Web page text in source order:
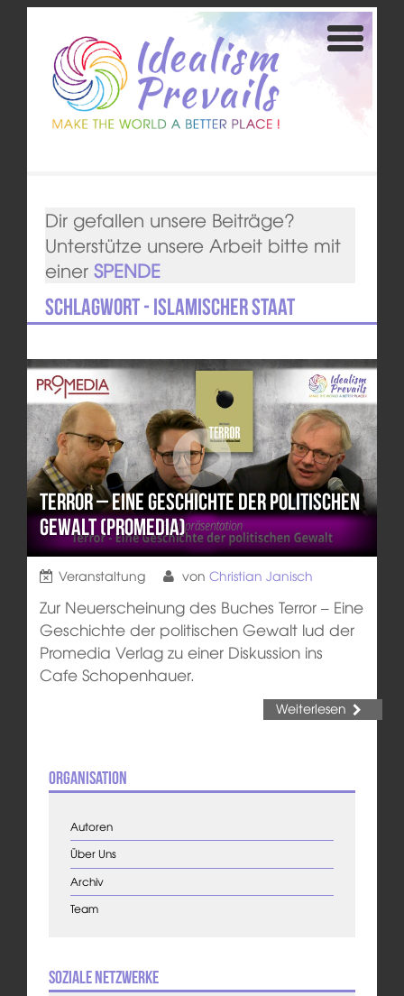
Dir gefallen unsere Beiträge?
Unterstütze unsere Arbeit bitte mit
einer SPENDE
Schlagwort - Islamischer Staat
Terror – Eine Geschichte der politischen
Gewalt (ProMedia)
Veranstaltung von Christian Janisch
Zur Neuerscheinung des Buches Terror – Eine
Geschichte der politischen Gewalt lud der
Promedia Verlag zu einer Diskussion ins
Cafe Schopenhauer.
Weiterlesen
Organisation
Autoren
Über Uns
Archiv
Team
Soziale Netzwerke